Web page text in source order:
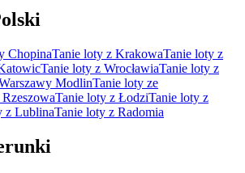
ChopinaTanie loty z KrakowaTanie loty z
Tanie loty z WrocławiaTanie loty z
ModlinTanie loty ze
Tanie loty z ŁodziTanie loty z
z LublinaTanie loty z Radomia